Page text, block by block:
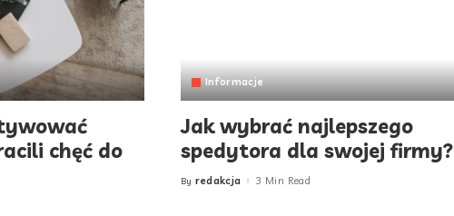
chęć do
Informacje
Jak wybrać najlepszego
spedytora dla swojej firmy?
Posted
By redakcja 3 Min Read